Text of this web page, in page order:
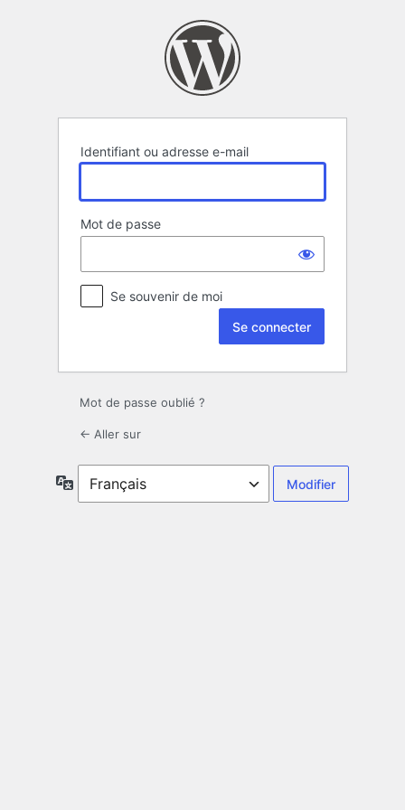
Identifiant ou adresse e-mail
Mot de passe
Se souvenir de moi
Mot de passe oublié ?
← Aller sur
Langue